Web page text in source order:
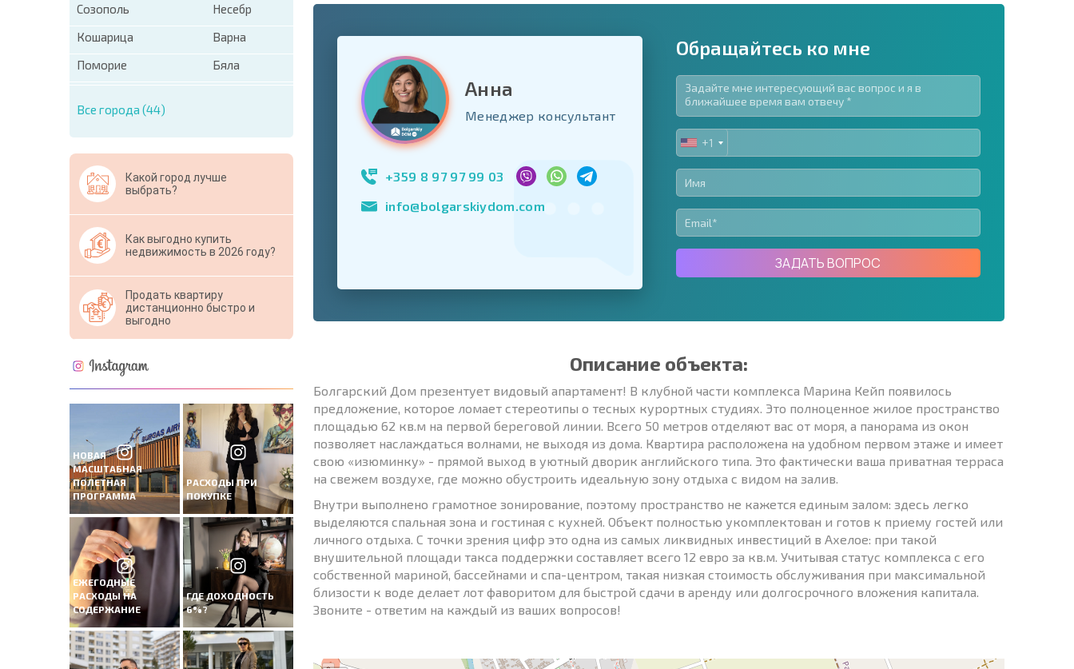
Созополь
Несебр
Кошарица
Варна
Поморие
Бяла
Все города (44)
Какой город лучше
выбрать?
Как выгодно купить
недвижимость в 2026 году?
Продать квартиру
дистанционно быстро и
выгодно
НОВАЯ
МАСШТАБНАЯ
ПОЛЕТНАЯ
ПРОГРАММА
РАСХОДЫ ПРИ
ПОКУПКЕ
ЕЖЕГОДНЫЕ
РАСХОДЫ НА
СОДЕРЖАНИЕ
ГДЕ ДОХОДНОСТЬ
6%?
United
+1
* Поля обязательные для заполнения
Свернуть форму
Подписаться на рассылку | Нажимая кнопку, вы разрешаете
использование своих данных.
Отправить сообщение
Анна
Менеджер консультант
+359 8 97 97 99 03
info@bolgarskiydom.com
Обращайтесь ко мне
UNITED
STATES
+1
+1
ЗАДАТЬ ВОПРОС
Описание объекта:
Болгарский Дом презентует видовый апартамент! В клубной части комплекса Марина Кейп появилось
предложение, которое ломает стереотипы о тесных курортных студиях. Это полноценное жилое пространство
площадью 62 кв.м на первой береговой линии. Всего 50 метров отделяют вас от моря, а панорама из окон
позволяет наслаждаться волнами, не выходя из дома. Квартира расположена на удобном первом этаже и имеет
свою «изюминку» - прямой выход в уютный дворик английского типа. Это фактически ваша приватная терраса
на свежем воздухе, где можно обустроить идеальную зону отдыха с видом на залив.
Внутри выполнено грамотное зонирование, поэтому пространство не кажется единым залом: здесь легко
выделяются спальная зона и гостиная с кухней. Объект полностью укомплектован и готов к приему гостей или
личного отдыха. С точки зрения цифр это одна из самых ликвидных инвестиций в Ахелое: при такой
внушительной площади такса поддержки составляет всего 12 евро за кв.м. Учитывая статус комплекса с его
собственной мариной, бассейнами и спа-центром, такая низкая стоимость обслуживания при максимальной
близости к воде делает лот фаворитом для быстрой сдачи в аренду или долгосрочного вложения капитала.
Звоните - ответим на каждый из ваших вопросов!